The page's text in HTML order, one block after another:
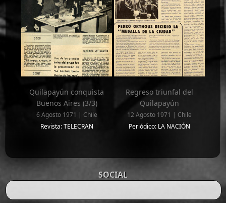
Quilapayún conquista
Buenos Aires (3/3)
6 Agosto 1971 | Chile
Revista: TELECRAN
Regreso triunfal del
Quilapayún
12 Agosto 1971 | Chile
Periódico: LA NACIÓN
SOCIAL